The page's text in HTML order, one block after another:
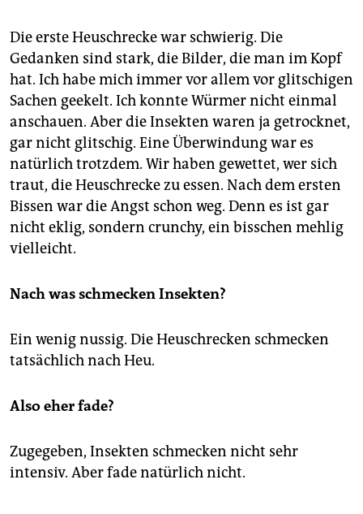
Die erste Heuschrecke war schwierig. Die
Gedanken sind stark, die Bilder, die man im Kopf
hat. Ich habe mich immer vor allem vor glitschigen
Sachen geekelt. Ich konnte Würmer nicht einmal
anschauen. Aber die Insekten waren ja getrocknet,
gar nicht glitschig. Eine Überwindung war es
natürlich trotzdem. Wir haben gewettet, wer sich
traut, die Heuschrecke zu essen. Nach dem ersten
Bissen war die Angst schon weg. Denn es ist gar
nicht eklig, sondern crunchy, ein bisschen mehlig
vielleicht.
Nach was schmecken Insekten?
Ein wenig nussig. Die Heuschrecken schmecken
tatsächlich nach Heu.
Also eher fade?
Zugegeben, Insekten schmecken nicht sehr
intensiv. Aber fade natürlich nicht.